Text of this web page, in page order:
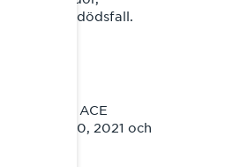
och med dödsfall.
en 900 ACE
2020, 2021 och